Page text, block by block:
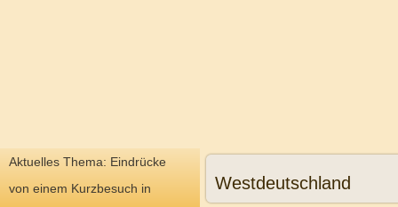
Aktuelles Thema: Eindrücke
von einem Kurzbesuch in
Westdeutschland